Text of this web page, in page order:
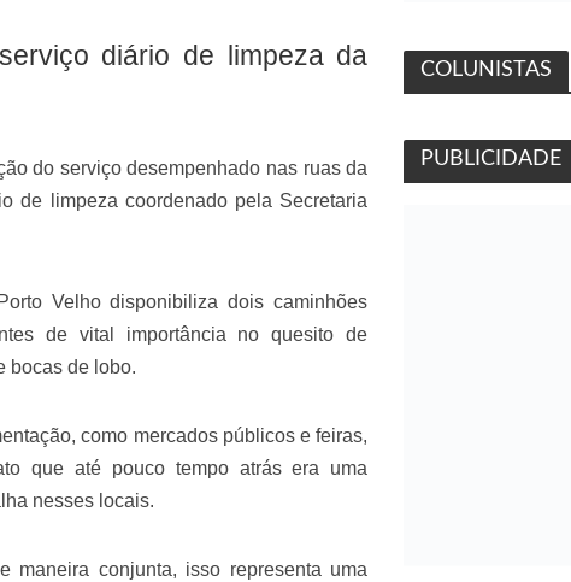
o bebe coelho – Vídeo em Português mais uma produção Folha Filmes
diário de limpeza da
do serviço desempenhado nas ruas da
de limpeza coordenado pela Secretaria
Velho disponibiliza dois caminhões
de vital importância no quesito de
bocas de lobo.
como mercados públicos e feiras,
que até pouco tempo atrás era uma
nesses locais.
maneira conjunta, isso representa uma
COLUNISTAS
PUBLICIDADE